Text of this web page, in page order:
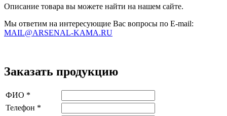
Описание товара вы можете найти на нашем сайте.
Мы ответим на интересующие Вас вопросы по E-mail:
MAIL@ARSENAL-KAMA.RU
Заказать продукцию
ФИО *
Телефон *